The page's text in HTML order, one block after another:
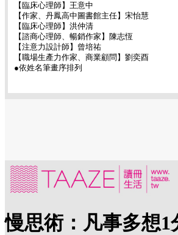
【臨床心理師】王意中
【作家、丹鳳高中圖書館主任】宋怡慧
【臨床心理師】洪仲清
【諮商心理師、暢銷作家】陳志恆
【注意力設計師】曾培祐
【職場生產力作家、商業顧問】劉奕酉
●依姓名筆畫序排列
慢思術：凡事多想